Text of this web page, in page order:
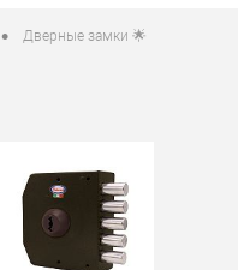
• Дверные замки 🌟